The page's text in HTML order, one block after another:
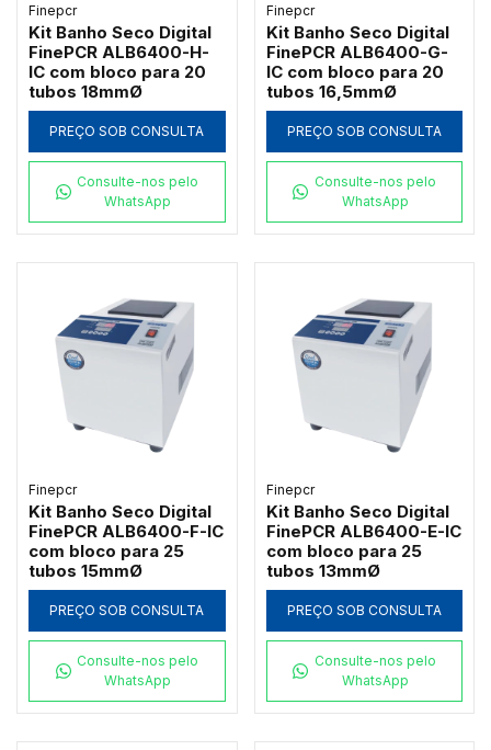
Finepcr
Kit Banho Seco Digital
FinePCR ALB6400-H-
IC com bloco para 20
tubos 18mmØ
PREÇO SOB CONSULTA
Consulte-nos pelo
WhatsApp
Finepcr
Kit Banho Seco Digital
FinePCR ALB6400-G-
IC com bloco para 20
tubos 16,5mmØ
PREÇO SOB CONSULTA
Consulte-nos pelo
WhatsApp
Finepcr
Kit Banho Seco Digital
FinePCR ALB6400-F-IC
com bloco para 25
tubos 15mmØ
PREÇO SOB CONSULTA
Consulte-nos pelo
WhatsApp
Finepcr
Kit Banho Seco Digital
FinePCR ALB6400-E-IC
com bloco para 25
tubos 13mmØ
PREÇO SOB CONSULTA
Consulte-nos pelo
WhatsApp